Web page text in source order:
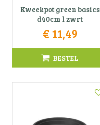
Kweekpot green basics
d40cm l zwrt
€ 11,49
BESTEL